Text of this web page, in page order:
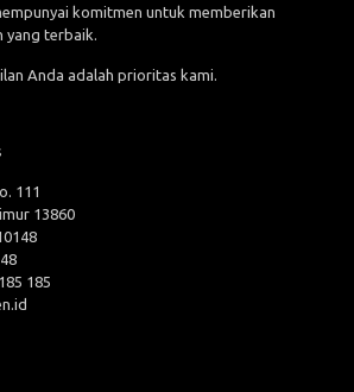
komitmen untuk memberikan
yang terbaik.
Anda adalah prioritas kami.
111
13860
185